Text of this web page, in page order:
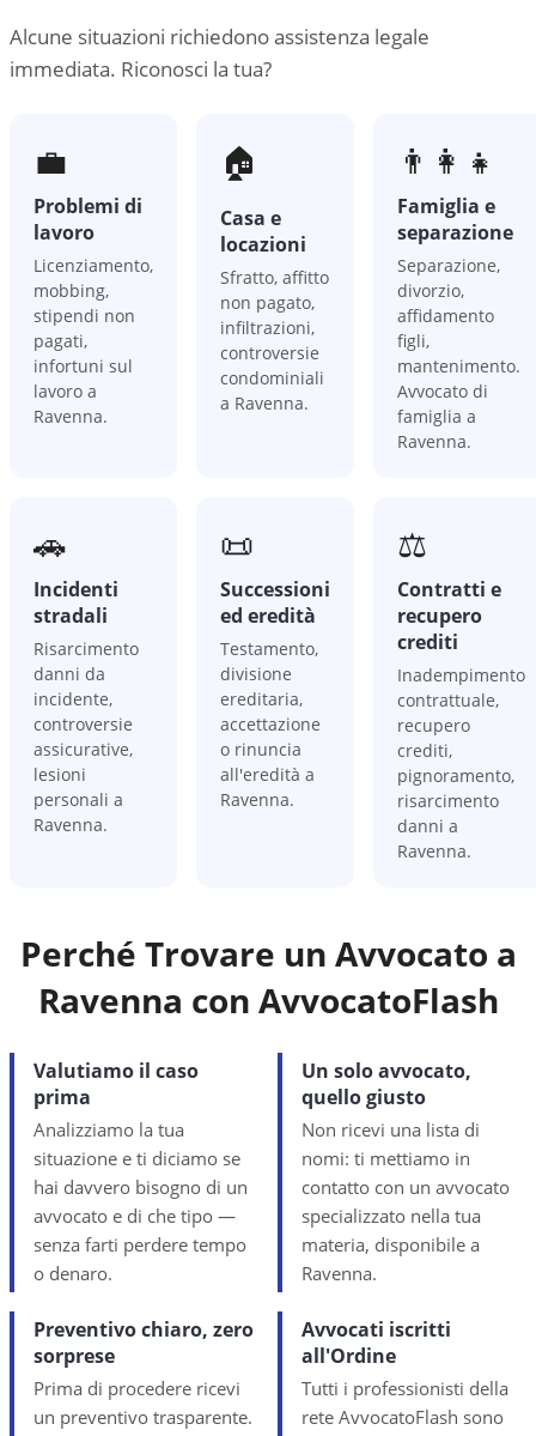
Alcune situazioni richiedono assistenza legale
immediata. Riconosci la tua?
💼
Problemi di
lavoro
Licenziamento,
mobbing,
stipendi non
pagati,
infortuni sul
lavoro a
Ravenna.
🏠
Casa e
locazioni
Sfratto, affitto
non pagato,
infiltrazioni,
controversie
condominiali
a Ravenna.
👨‍👩‍👧
Famiglia e
separazione
Separazione,
divorzio,
affidamento
figli,
mantenimento.
Avvocato di
famiglia a
Ravenna.
🚗
Incidenti
stradali
Risarcimento
danni da
incidente,
controversie
assicurative,
lesioni
personali a
Ravenna.
📜
Successioni
ed eredità
Testamento,
divisione
ereditaria,
accettazione
o rinuncia
all'eredità a
Ravenna.
⚖️
Contratti e
recupero
crediti
Inadempimento
contrattuale,
recupero
crediti,
pignoramento,
risarcimento
danni a
Ravenna.
Perché Trovare un Avvocato a
Ravenna con AvvocatoFlash
Valutiamo il caso
prima
Analizziamo la tua
situazione e ti diciamo se
hai davvero bisogno di un
avvocato e di che tipo —
senza farti perdere tempo
o denaro.
Un solo avvocato,
quello giusto
Non ricevi una lista di
nomi: ti mettiamo in
contatto con un avvocato
specializzato nella tua
materia, disponibile a
Ravenna.
Preventivo chiaro, zero
sorprese
Prima di procedere ricevi
un preventivo trasparente.
Avvocati iscritti
all'Ordine
Tutti i professionisti della
rete AvvocatoFlash sono